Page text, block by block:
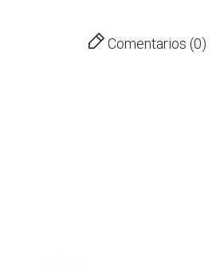
Comentarios (0)